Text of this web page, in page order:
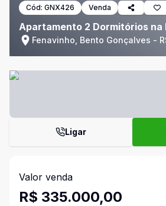
Cód: GNX426 Venda
Apartamento 2 Dormitórios na
Fenavinho, Bento Gonçalves -
Ligar
Valor venda
R$ 335.000,00